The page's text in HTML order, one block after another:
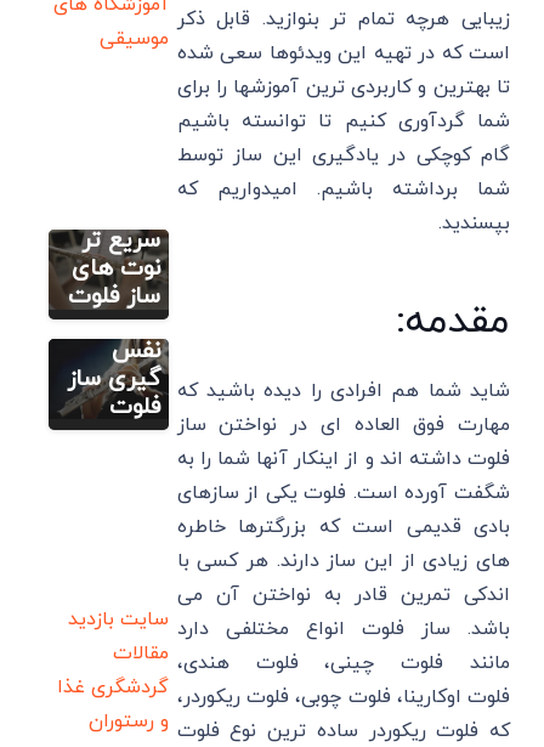
زیبایی هرچه تمام تر بنوازید. قابل ذکر
است که در تهیه این ویدئوها سعی شده
تا بهترین و کاربردی ترین آموزشها را برای
شما گردآوری کنیم تا توانسته باشیم
گام کوچکی در یادگیری این ساز توسط
شما برداشته باشیم. امیدواریم که
بپسندید.
مقدمه:
شاید شما هم افرادی را دیده باشید که
مهارت فوق العاده ای در نواختن ساز
فلوت داشته اند و از اینکار آنها شما را به
شگفت آورده است. فلوت یکی از سازهای
بادی قدیمی است که بزرگترها خاطره
های زیادی از این ساز دارند. هر کسی با
اندکی تمرین قادر به نواختن آن می
باشد. ساز فلوت انواع مختلفی دارد
مانند فلوت چینی، فلوت هندی،
فلوت اوکارینا، فلوت چوبی، فلوت ریکوردر،
که فلوت ریکوردر ساده ترین نوع فلوت
آموزشگاه های
موسیقی
آموزش فلوت
(آنلاین و
سریع تر
نوت های
ساز فلوت
آموزش
تصویری
نحوه
صحیح
نفس
گیری ساز
فلوت
سایت بازدید
مقالات
گردشگری غذا
و رستوران